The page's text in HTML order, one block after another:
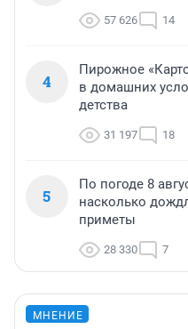
57 626 14
4
Пирожное
в домашних
детства
31 197 18
5
По погоде 8
насколько
приметы
28 330 7
МНЕНИЕ